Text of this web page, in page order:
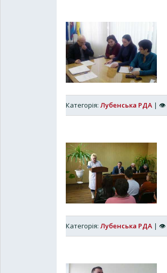
Категорія: Лубенська РДА | 👁
Категорія: Лубенська РДА | 👁